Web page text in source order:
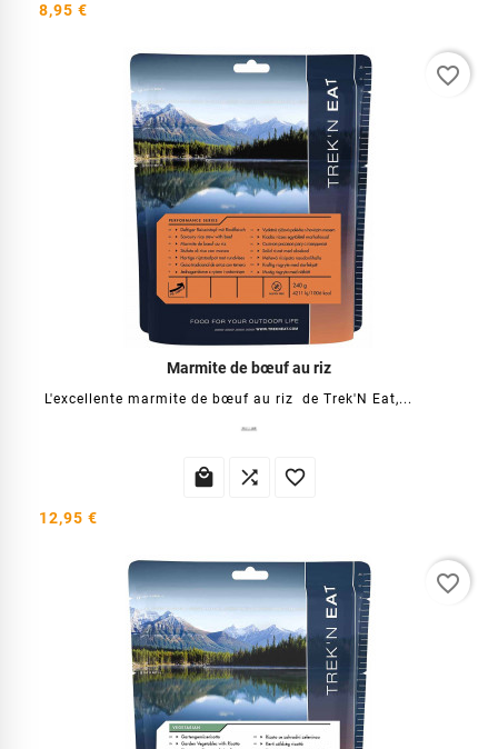
8,95 €
Marmite de bœuf au riz
L'excellente marmite de bœuf au riz de Trek'N Eat,...
  
12,95 €
favorite_border
favorite_border